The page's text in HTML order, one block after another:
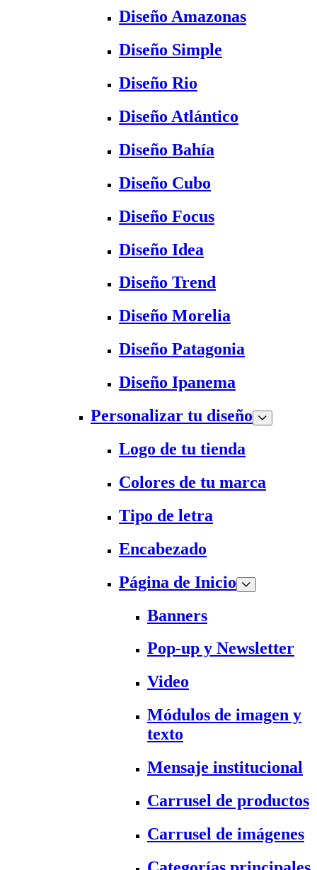
Diseño Amazonas
Diseño Simple
Diseño Rio
Diseño Atlántico
Diseño Bahía
Diseño Cubo
Diseño Focus
Diseño Idea
Diseño Trend
Diseño Morelia
Diseño Patagonia
Diseño Ipanema
Personalizar tu diseño
Logo de tu tienda
Colores de tu marca
Tipo de letra
Encabezado
Página de Inicio
Banners
Pop-up y Newsletter
Video
Módulos de imagen y
texto
Mensaje institucional
Carrusel de productos
Carrusel de imágenes